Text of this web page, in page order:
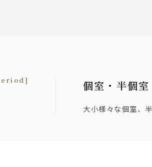
個室・半個室
大小様々な個室、